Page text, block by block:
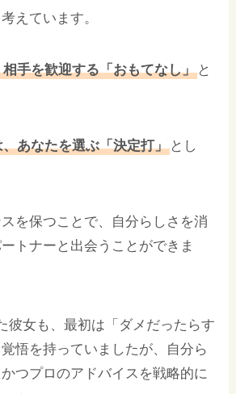
えています。
手を歓迎する「おもてなし」 と
あなたを選ぶ「決定打」 とし
を保つことで、自分らしさを消
トナーと出会うことができま
彼女も、最初は「ダメだったらす
悟を持っていましたが、自分ら
つプロのアドバイスを戦略的に